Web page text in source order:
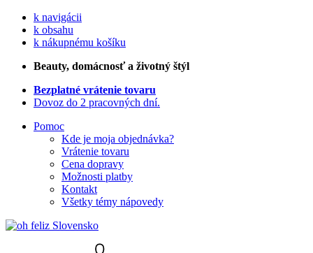
k navigácii
k obsahu
k nákupnému košíku
Beauty, domácnosť a životný štýl
Bezplatné vrátenie tovaru
Dovoz do 2 pracovných dní.
Pomoc
Kde je moja objednávka?
Vrátenie tovaru
Cena dopravy
Možnosti platby
Kontakt
Všetky témy nápovedy